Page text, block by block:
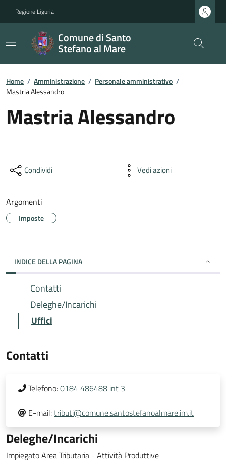
Regione Liguria
Comune di Santo
Stefano al Mare
Home / Amministrazione / Personale amministrativo /
Mastria Alessandro
Mastria Alessandro
Condividi Vedi azioni
Argomenti
Imposte
INDICE DELLA PAGINA
Contatti
Deleghe/Incarichi
Uffici
Contatti
Telefono:0184 486488 int 3
E-mail:tributi@comune.santostefanoalmare.im.it
Deleghe/Incarichi
Impiegato Area Tributaria - Attività Produttive